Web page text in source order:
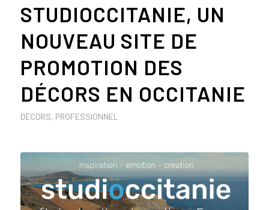
STUDIOCCITANIE, UN
NOUVEAU SITE DE
PROMOTION DES
DÉCORS EN OCCITANIE
DÉCORS, PROFESSIONNEL